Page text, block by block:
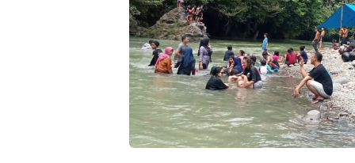
Mulai 17 Agustus,
ATR/BPN Uji Coba
Balik Nama 10
Hari, Menteri
Nusron: Butuh
Dukungan Pemda
dan PPAT
Kementerian
ATR/BPN
Popular
Government
Institutions
2026 dari The
Iconomics